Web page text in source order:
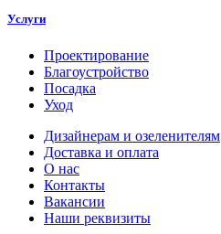
Услуги
Проектирование
Благоустройство
Посадка
Уход
Дизайнерам и озеленителям
Доставка и оплата
О нас
Контакты
Вакансии
Наши реквизиты